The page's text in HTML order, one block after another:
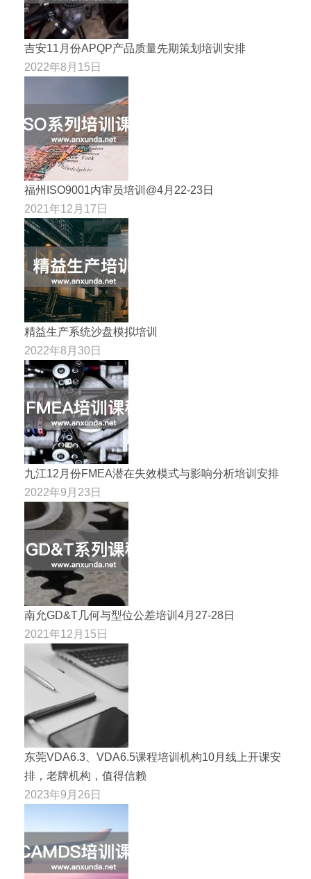
吉安11月份APQP产品质量先期策划培训安排
2022年8月15日
福州ISO9001内审员培训@4月22-23日
2021年12月17日
精益生产系统沙盘模拟培训
2022年8月30日
九江12月份FMEA潜在失效模式与影响分析培训安排
2022年9月23日
南允GD&T几何与型位公差培训4月27-28日
2021年12月15日
东莞VDA6.3、VDA6.5课程培训机构10月线上开课安
排，老牌机构，值得信赖
2023年9月26日